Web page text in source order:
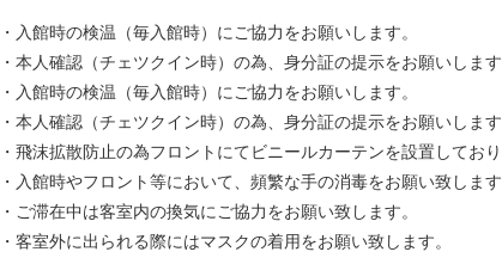
・入館時の検温（毎入館時）にご協力をお願いします。
・本人確認（チェツクイン時）の為、身分証の提示をお願いします
・入館時の検温（毎入館時）にご協力をお願いします。
・本人確認（チェツクイン時）の為、身分証の提示をお願いします
・飛沫拡散防止の為フロントにてビニールカーテンを設置してお
・入館時やフロント等において、頻繁な手の消毒をお願い致します
・ご滞在中は客室内の換気にご協力をお願い致します。
・客室外に出られる際にはマスクの着用をお願い致します。